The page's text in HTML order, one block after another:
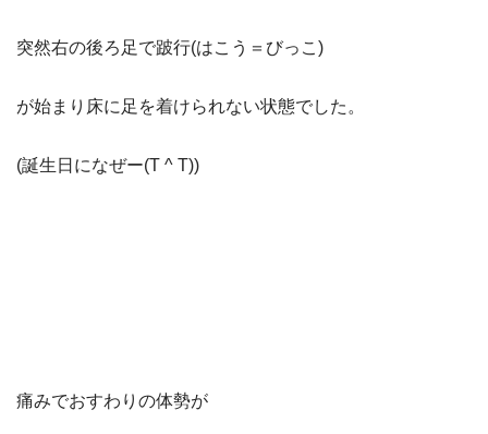
突然右の後ろ足で跛行(はこう＝びっこ)
が始まり床に足を着けられない状態でした。
(誕生日になぜー(T ^ T))
痛みでおすわりの体勢が